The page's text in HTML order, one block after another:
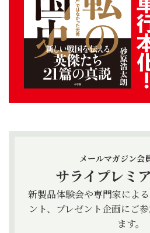
メールマガジン会
サライプレミ
新製品体験会や専門家によ
ント、プレゼント企画にご
ます。